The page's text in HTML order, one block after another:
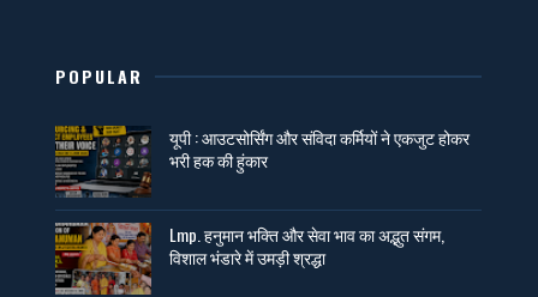
POPULAR
यूपी : आउटसोर्सिंग और संविदा कर्मियों ने एकजुट होकर
भरी हक की हुंकार
Lmp. हनुमान भक्ति और सेवा भाव का अद्भुत संगम,
विशाल भंडारे में उमड़ी श्रद्धा